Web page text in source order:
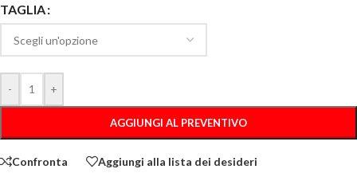
TAGLIA
- +
AGGIUNGI AL PREVENTIVO
Confronta Aggiungi alla lista dei desideri